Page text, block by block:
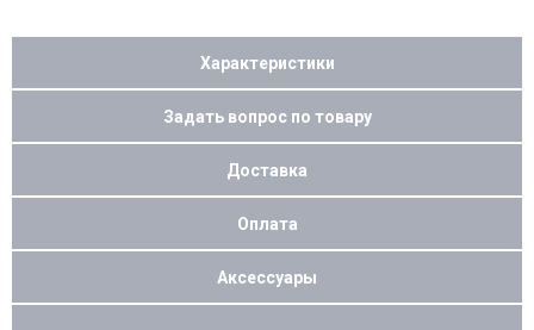
Характеристики
Задать вопрос по товару
Доставка
Оплата
Аксессуары